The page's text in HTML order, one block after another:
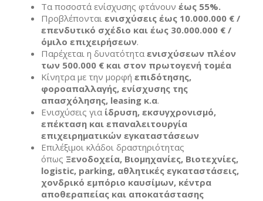
Τα ποσοστά ενίσχυσης φτάνουν έως 55%.
Προβλέπονται ενισχύσεις έως 10.000.000 € /
επενδυτικό σχέδιο και έως 30.000.000 € /
όμιλο επιχειρήσεων.
Παρέχεται η δυνατότητα ενισχύσεων πλέον
των 500.000 € και στον πρωτογενή τομέα
Κίνητρα με την μορφή επιδότησης,
φοροαπαλλαγής, ενίσχυσης της
απασχόλησης, leasing κ.α.
Ενισχύσεις για ίδρυση, εκσυγχρονισμό,
επέκταση και επαναλειτουργία
επιχειρηματικών εγκαταστάσεων
Επιλέξιμοι κλάδοι δραστηριότητας
όπως Ξενοδοχεία, Βιομηχανίες, Βιοτεχνίες,
logistic, parking, αθλητικές εγκαταστάσεις,
χονδρικό εμπόριο καυσίμων, κέντρα
αποθεραπείας και αποκατάστασης